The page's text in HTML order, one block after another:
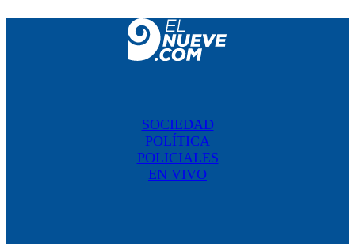
SOCIEDAD
POLÍTICA
POLICIALES
EN VIVO